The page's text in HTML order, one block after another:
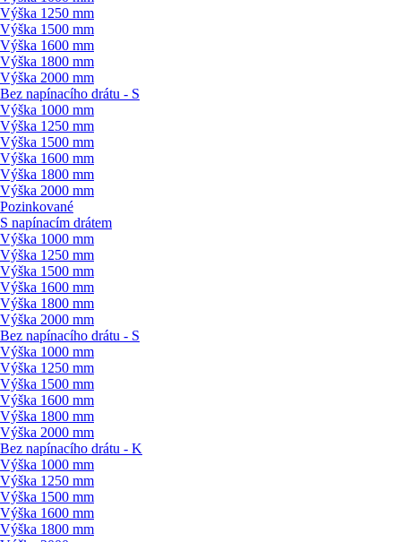
Výška 1250 mm
Výška 1500 mm
Výška 1600 mm
Výška 1800 mm
Výška 2000 mm
Bez napínacího drátu - S
Výška 1000 mm
Výška 1250 mm
Výška 1500 mm
Výška 1600 mm
Výška 1800 mm
Výška 2000 mm
Pozinkované
S napínacím drátem
Výška 1000 mm
Výška 1250 mm
Výška 1500 mm
Výška 1600 mm
Výška 1800 mm
Výška 2000 mm
Bez napínacího drátu - S
Výška 1000 mm
Výška 1250 mm
Výška 1500 mm
Výška 1600 mm
Výška 1800 mm
Výška 2000 mm
Bez napínacího drátu - K
Výška 1000 mm
Výška 1250 mm
Výška 1500 mm
Výška 1600 mm
Výška 1800 mm